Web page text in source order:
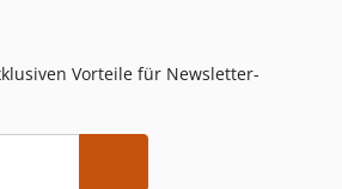
Vorteile für Newsletter-